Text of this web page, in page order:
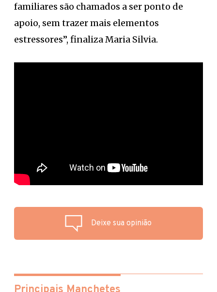
familiares são chamados a ser ponto de
apoio, sem trazer mais elementos
estressores”, finaliza Maria Silvia.
Deixe sua opinião